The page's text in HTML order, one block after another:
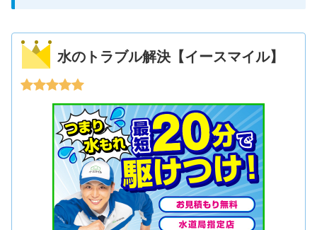
水のトラブル解決【イースマイル】